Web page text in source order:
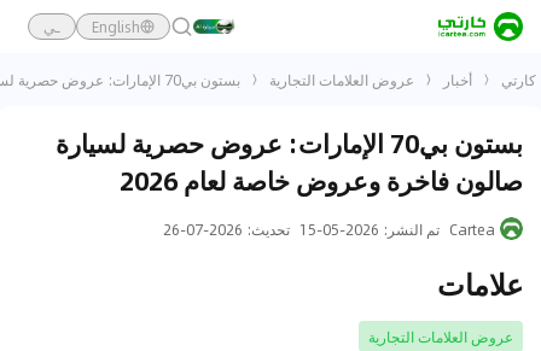
English ـي
كارتي أخبار عروض العلامات التجارية بستون بي70 الإمارات: عروض حصرية لسيارة صالون فاخرة وعروض خاصة لعام 2026
بستون بي70 الإمارات: عروض حصرية لسيارة
صالون فاخرة وعروض خاصة لعام 2026
Cartea تم النشر :
2026-05-15 تحديث:
2026-07-26
علامات
عروض العلامات التجارية